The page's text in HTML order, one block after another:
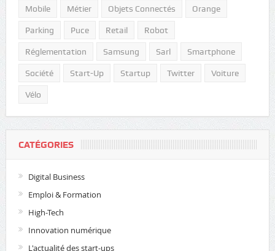
Mobile Métier Objets Connectés Orange
Parking Puce Retail Robot
Réglementation Samsung Sarl Smartphone
Société Start-Up Startup Twitter Voiture
Vélo
CATÉGORIES
Digital Business
Emploi & Formation
High-Tech
Innovation numérique
L'actualité des start-ups